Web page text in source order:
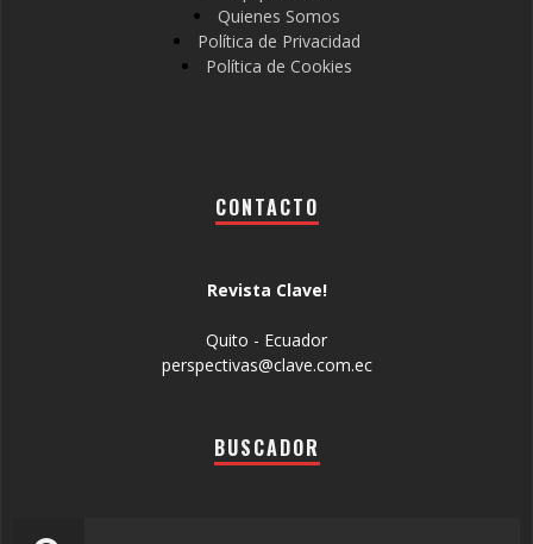
Quienes Somos
Política de Privacidad
Política de Cookies
CONTACTO
Revista Clave!
Quito - Ecuador
perspectivas@clave.com.ec
BUSCADOR